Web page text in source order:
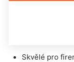
Skvělé pro